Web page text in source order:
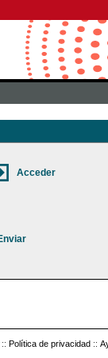
:: Política de privacidad ::